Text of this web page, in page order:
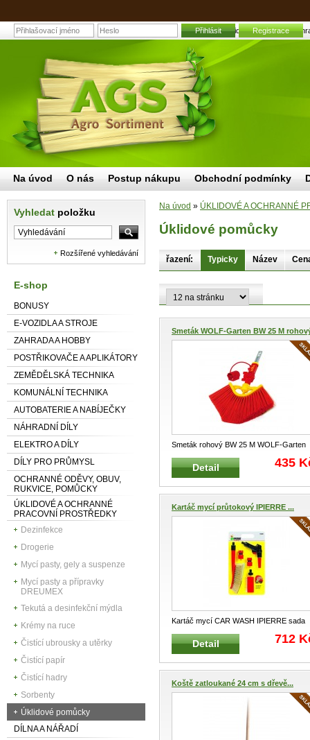
Úklidové pomůcky |
Přihlásit Registrace
Vyhledat položku
Rozšířené vyhledávání
E-shop
BONUSY
E-VOZIDLA A STROJE
ZAHRADA A HOBBY
POSTŘIKOVAČE A APLIKÁTORY
ZEMĚDĚLSKÁ TECHNIKA
KOMUNÁLNÍ TECHNIKA
AUTOBATERIE A NABÍJEČKY
NÁHRADNÍ DÍLY
ELEKTRO A DÍLY
DÍLY PRO PRŮMYSL
OCHRANNÉ ODĚVY, OBUV,
RUKVICE, POMŮCKY
ÚKLIDOVÉ A OCHRANNÉ
PRACOVNÍ PROSTŘEDKY
Dezinfekce
Drogerie
Mycí pasty, gely a suspenze
Mycí pasty a přípravky
DREUMEX
Tekutá a desinfekční mýdla
Krémy na ruce
Čistící ubrousky a utěrky
Čistící papír
Čistící hadry
Sorbenty
Úklidové pomůcky
DÍLNA A NÁŘADÍ
Na úvod » ÚKLIDOVÉ A OCHRANNÉ
Úklidové pomůcky
řazení: Typicky Název
Smeták WOLF-Garten BW 25 M
Smeták rohový BW 25 M WOLF-
Speciální nástroj pr...
Detail 435
Kartáč mycí průtokový IPIERRE ...
Kartáč mycí CAR WASH IPIERRE sada
IPIERRE 12026 Sada čistících a
Detail 712
Koště zatloukané 24 cm s dřevě...
Na úvod O nás Postup nákupu Obchodní podmínky